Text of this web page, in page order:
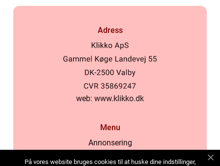
Adress
web: www.klikko.dk
Menu
Annonsering
På vores website bruges cookies til at huske dine indstillinger,